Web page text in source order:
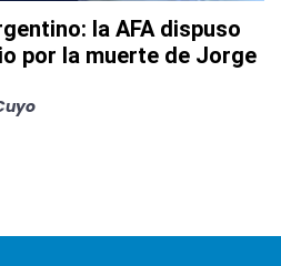
la AFA dispuso
por la muerte de Jorge